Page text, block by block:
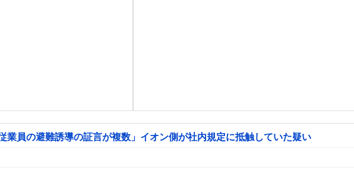
業員の避難誘導の証言が複数」イオン側が社内規定に抵触していた疑い